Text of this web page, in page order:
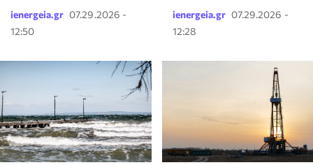
ienergeia.gr 07.29.2026 -
12:50
ienergeia.gr 07.29.2026 -
12:28